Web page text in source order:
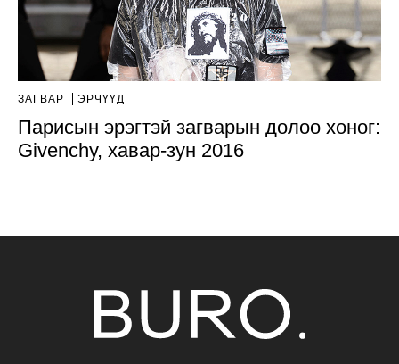
ЗАГВАР ЭРЧҮҮД
Парисын эрэгтэй загварын долоо хоног:
Givenchy, хавар-зун 2016